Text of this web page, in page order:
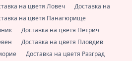
на цветя Ловеч
Доставка на
на цветя Панагюрище
Доставка на цветя Петрич
Доставка на цветя Пловдив
Доставка на цветя Разград